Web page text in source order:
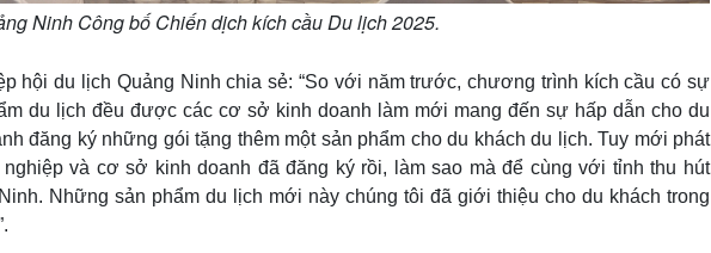
Ninh Công bố Chiến dịch kích cầu Du lịch 2025.
hội du lịch Quảng Ninh chia sẻ: “So với năm trước, chương trình kích cầu có sự
du lịch đều được các cơ sở kinh doanh làm mới mang đến sự hấp dẫn cho du
đăng ký những gói tặng thêm một sản phẩm cho du khách du lịch. Tuy mới phát
và cơ sở kinh doanh đã đăng ký rồi, làm sao mà để cùng với tỉnh thu hút
Những sản phẩm du lịch mới này chúng tôi đã giới thiệu cho du khách trong